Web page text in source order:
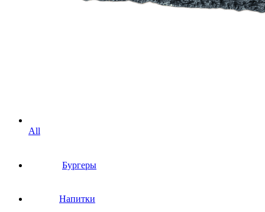
All
Бургеры
Напитки